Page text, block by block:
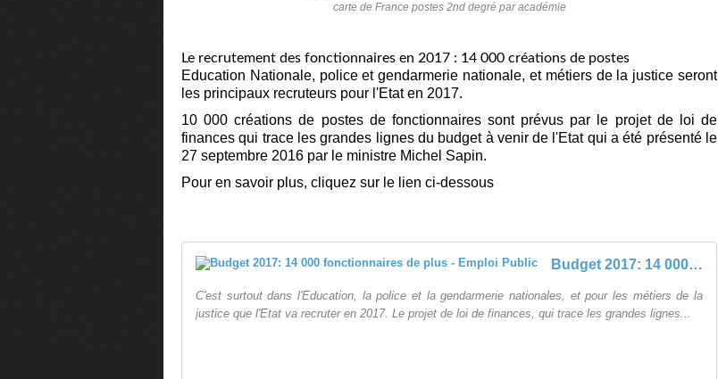
carte de France postes 2nd degré par académie
Le recrutement des fonctionnaires en 2017 : 14 000 créations de postes
Education Nationale, police et gendarmerie nationale, et métiers de la justice seront
les principaux recruteurs pour l'Etat en 2017.
10 000 créations de postes de fonctionnaires sont prévus par le projet de loi de
finances qui trace les grandes lignes du budget à venir de l'Etat qui a été présenté le
27 septembre 2016 par le ministre Michel Sapin.
Pour en savoir plus, cliquez sur le lien ci-dessous
Budget 2017: 14 000 fonctionnaires de plus - Emploi Public
C'est surtout dans l'Education, la police et la gendarmerie nationales, et pour les métiers de la
justice que l'Etat va recruter en 2017. Le projet de loi de finances, qui trace les grandes lignes...